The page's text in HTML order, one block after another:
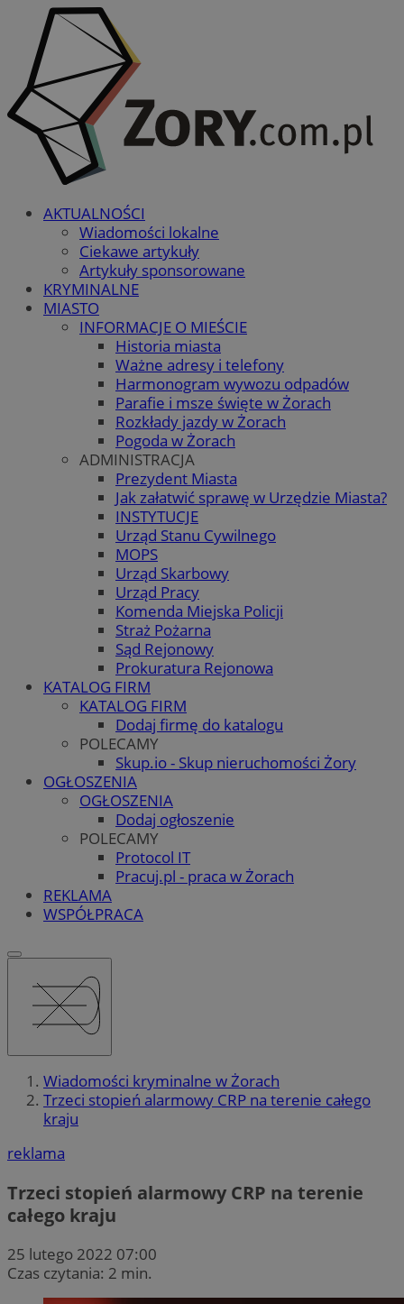
AKTUALNOŚCI
Wiadomości lokalne
Ciekawe artykuły
Artykuły sponsorowane
KRYMINALNE
MIASTO
INFORMACJE O MIEŚCIE
Historia miasta
Ważne adresy i telefony
Harmonogram wywozu odpadów
Parafie i msze święte w Żorach
Rozkłady jazdy w Żorach
Pogoda w Żorach
ADMINISTRACJA
Prezydent Miasta
Jak załatwić sprawę w Urzędzie Miasta?
INSTYTUCJE
Urząd Stanu Cywilnego
MOPS
Urząd Skarbowy
Urząd Pracy
Komenda Miejska Policji
Straż Pożarna
Sąd Rejonowy
Prokuratura Rejonowa
KATALOG FIRM
KATALOG FIRM
Dodaj firmę do katalogu
POLECAMY
Skup.io - Skup nieruchomości Żory
OGŁOSZENIA
OGŁOSZENIA
Dodaj ogłoszenie
POLECAMY
Protocol IT
Pracuj.pl - praca w Żorach
REKLAMA
WSPÓŁPRACA
Wiadomości kryminalne w Żorach
Trzeci stopień alarmowy CRP na terenie całego
kraju
reklama
Trzeci stopień alarmowy CRP na terenie
całego kraju
25 lutego 2022 07:00
Czas czytania: 2 min.